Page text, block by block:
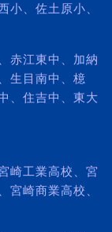
小、佐土原小、
赤江東中、加納
生目南中、檍
、住吉中、東大
崎工業高校、宮
宮崎商業高校、